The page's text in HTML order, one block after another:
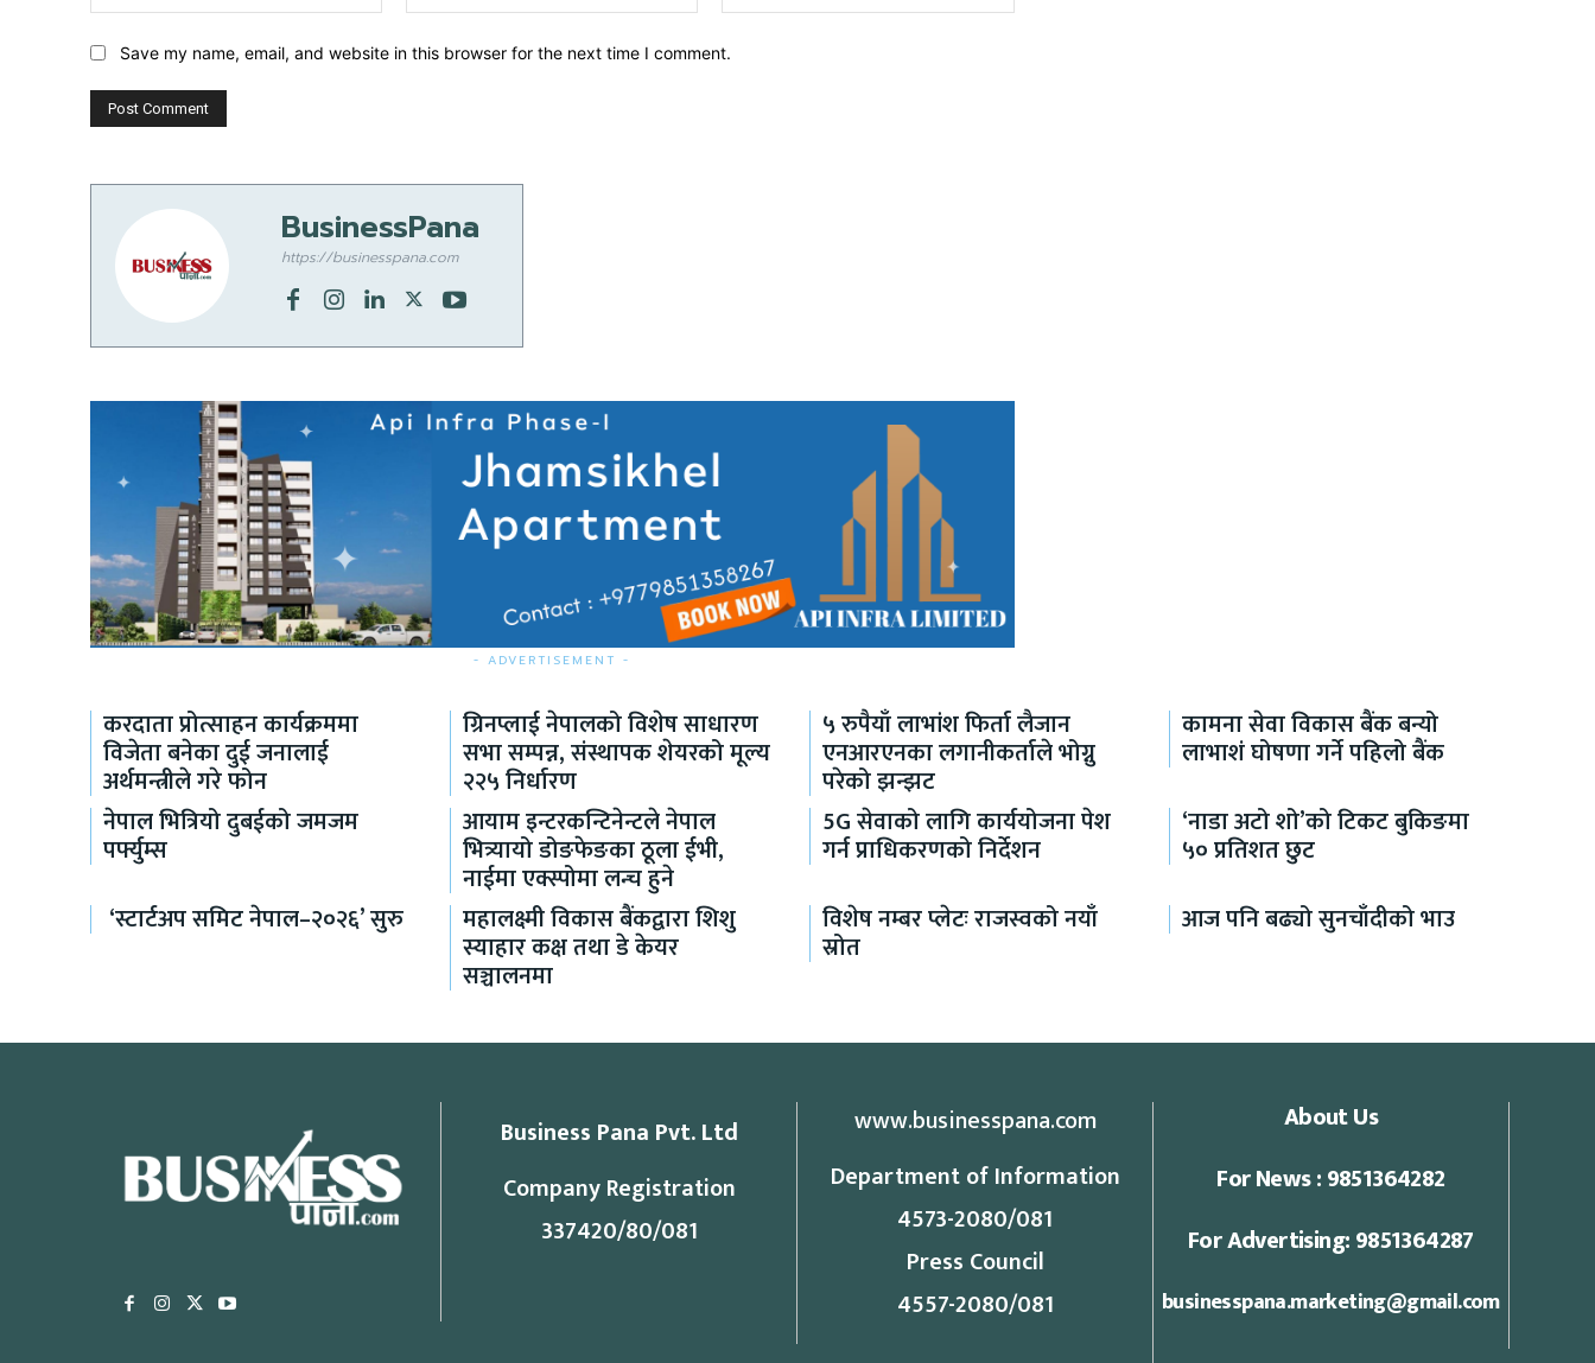
Save my name, email, and website in this browser for the next time I comment.
BusinessPana
https://businesspana.com
- ADVERTISEMENT -
करदाता प्रोत्साहन कार्यक्रममा
विजेता बनेका दुई जनालाई
अर्थमन्त्रीले गरे फोन
ग्रिनप्लाई नेपालको विशेष साधारण
सभा सम्पन्न, संस्थापक शेयरको मूल्य
२२५ निर्धारण
५ रुपैयाँ लाभांश फिर्ता लैजान
एनआरएनका लगानीकर्ताले भोग्नु
परेको झन्झट
कामना सेवा विकास बैंक बन्यो
लाभाशं घोषणा गर्ने पहिलो बैंक
नेपाल भित्रियो दुबईको जमजम
पर्फ्युम्स
आयाम इन्टरकन्टिनेन्टले नेपाल
भित्र्यायो डोङफेङका ठूला ईभी,
नाईमा एक्स्पोमा लन्च हुने
5G सेवाको लागि कार्ययोजना पेश
गर्न प्राधिकरणको निर्देशन
‘नाडा अटो शो’को टिकट बुकिङमा
५० प्रतिशत छुट
‘स्टार्टअप समिट नेपाल–२०२६’ सुरु
महालक्ष्मी विकास बैंकद्वारा शिशु
स्याहार कक्ष तथा डे केयर
सञ्चालनमा
विशेष नम्बर प्लेटः राजस्वको नयाँ
स्रोत
आज पनि बढ्यो सुनचाँदीको भाउ
Business Pana Pvt. Ltd
Company Registration
337420/80/081
www.businesspana.com
Department of Information
4573-2080/081
Press Council
4557-2080/081
About Us
For News : 9851364282
For Advertising: 9851364287
businesspana.marketing@gmail.com